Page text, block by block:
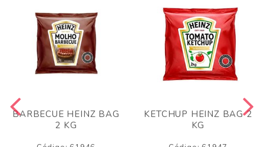
BARBECUE HEINZ BAG
2 KG
KETCHUP HEINZ BAG 2
KG